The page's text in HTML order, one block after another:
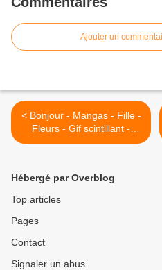
Ajouter un
< Bonjour - Mangas - Fille -
Fleurs - Gif scintillant -
Gratuit
Hébergé par Overblog
Top articles
Pages
Contact
Signaler un abus